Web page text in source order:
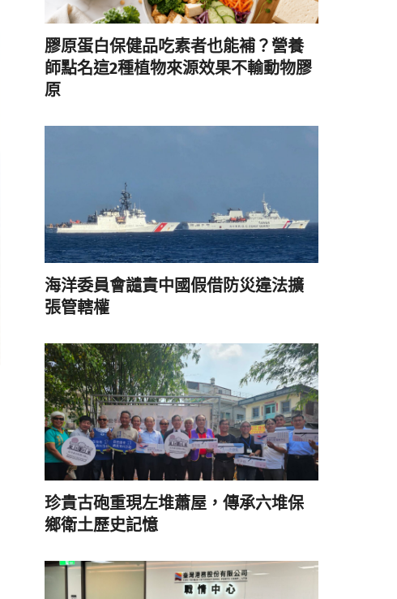
膠原蛋白保健品吃素者也能補？營養
師點名這2種植物來源效果不輸動物膠
原
海洋委員會譴責中國假借防災違法擴
張管轄權
珍貴古砲重現左堆蕭屋，傳承六堆保
鄉衛土歷史記憶